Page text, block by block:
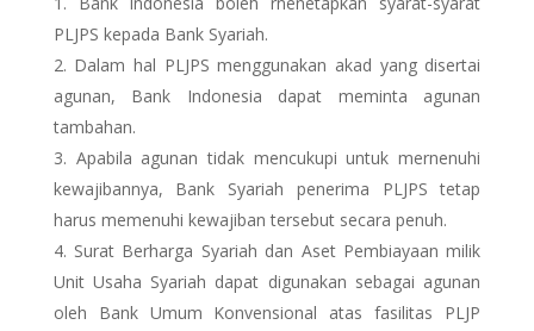
PLJPS kepada Bank Syariah.
Dalam hal PLJPS menggunakan akad yang disertai
agunan, Bank Indonesia dapat meminta agunan
tambahan.
Apabila agunan tidak mencukupi untuk mernenuhi
kewajibannya, Bank Syariah penerima PLJPS tetap
harus memenuhi kewajiban tersebut secara penuh.
Surat Berharga Syariah dan Aset Pembiayaan milik
Unit Usaha Syariah dapat digunakan sebagai agunan
oleh Bank Umum Konvensional atas fasilitas PLJP